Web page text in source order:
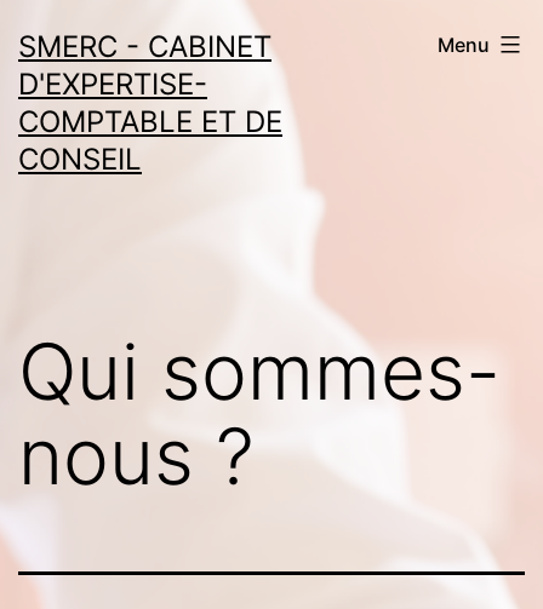
au
contenu
SMERC - CABINET
D'EXPERTISE-
COMPTABLE ET DE
CONSEIL
Menu
Qui sommes-
nous ?